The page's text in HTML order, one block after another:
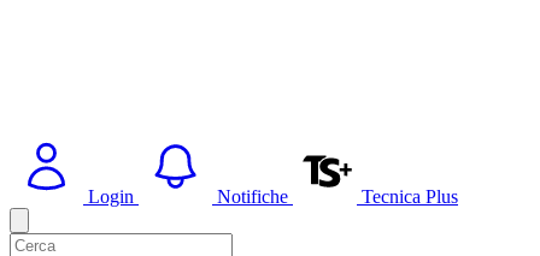
Login Notifiche Tecnica Plus